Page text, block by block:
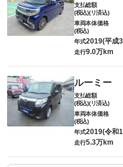
支払総額
(税込)(リ済込)
車両本体価格
(税込)
年式2019(平成
走行9.0万km
ルーミー
支払総額
(税込)(リ済込)
車両本体価格
(税込)
年式2019(令和
走行5.3万km